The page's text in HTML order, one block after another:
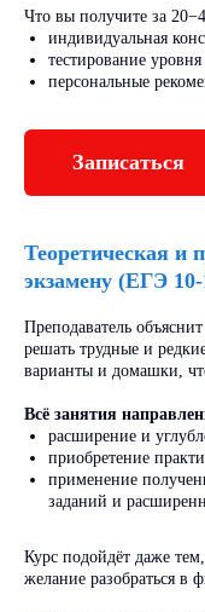
Что вы получите за
индивидуальная
тестирование
персональные
Записаться
Теоретическая и
экзамену (ЕГЭ
Преподаватель
решать трудные и
варианты и домашки,
Всё занятия
расширение и
⁠приобретение
применение
заданий и
Курс подойдёт даже
желание разобраться в